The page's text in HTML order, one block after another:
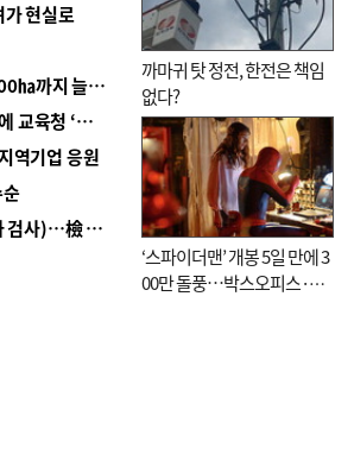
현실로
■ 경남 농정 비전 ‘잘 사는 농촌’…스마트팜 1000㏊까지 늘린다
■ 교육혁신선도지 공모 코앞인데…구·군 난색에 교육청 ‘쩔쩔’
역기업 응원
■ 검사 신분 버리고 직급하향(10년 이하 저연차 검사)…檢 중수청행 기피
까마귀 탓 정전, 한전은 책임
없다?
‘스파이더맨’ 개봉 5일 만에 3
00만 돌풍…박스오피스·예